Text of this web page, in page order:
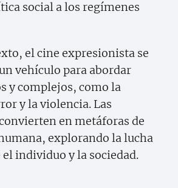
social a los regímenes
el cine expresionista se
vehículo para abordar
y complejos, como la
y la violencia. Las
en metáforas de
explorando la lucha
individuo y la sociedad.